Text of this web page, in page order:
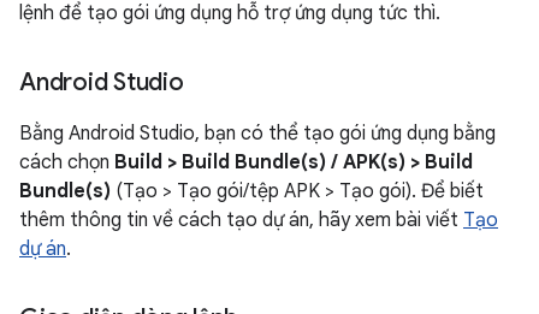
lệnh để tạo gói ứng dụng hỗ trợ ứng dụng tức thì.
Android Studio
Bằng Android Studio, bạn có thể tạo gói ứng dụng bằng
cách chọn Build > Build Bundle(s) / APK(s) > Build
Bundle(s) (Tạo > Tạo gói/tệp APK > Tạo gói). Để biết
thêm thông tin về cách tạo dự án, hãy xem bài viết Tạo
dự án.